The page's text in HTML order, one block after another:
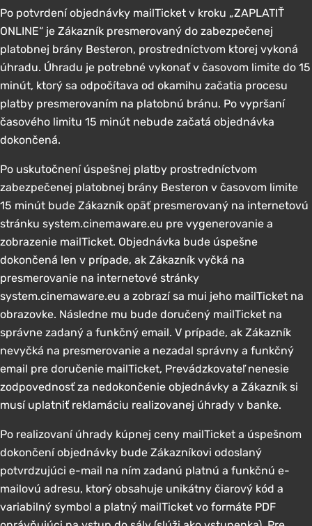
Po potvrdení objednávky mailTicket v kroku „ZAPLATIŤ
ONLINE“ je Zákazník presmerovaný do zabezpečenej
platobnej brány Besteron, prostredníctvom ktorej vykoná
úhradu. Úhradu je potrebné vykonať v časovom limite do 15
minút, ktorý sa odpočítava od okamihu začatia procesu
platby presmerovaním na platobnú bránu. Po vypršaní
časového limitu 15 minút nebude začatá objednávka
dokončená.
Po uskutočnení úspešnej platby prostredníctvom
zabezpečenej platobnej brány Besteron v časovom limite
15 minút bude Zákazník opäť presmerovaný na internetovú
stránku system.cinemaware.eu pre vygenerovanie a
zobrazenie mailTicket. Objednávka bude úspešne
dokončená len v prípade, ak Zákazník vyčká na
presmerovanie na internetové stránky
system.cinemaware.eu a zobrazí sa mui jeho mailTicket na
obrazovke. Následne mu bude doručený mailTicket na
správne zadaný a funkčný email. V prípade, ak Zákazník
nevyčká na presmerovanie a nezadal správny a funkčný
email pre doručenie mailTicket, Prevádzkovateľ nenesie
zodpovednosť za nedokončenie objednávky a Zákazník si
musí uplatniť reklamáciu realizovanej úhrady v banke.
Po realizovaní úhrady kúpnej ceny mailTicket a úspešnom
dokončení objednávky bude Zákazníkovi odoslaný
potvrdzujúci e-mail na ním zadanú platnú a funkčnú e-
mailovú adresu, ktorý obsahuje unikátny čiarový kód a
variabilný symbol a platný mailTicket vo formáte PDF